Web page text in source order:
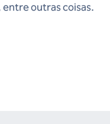
entre outras coisas.